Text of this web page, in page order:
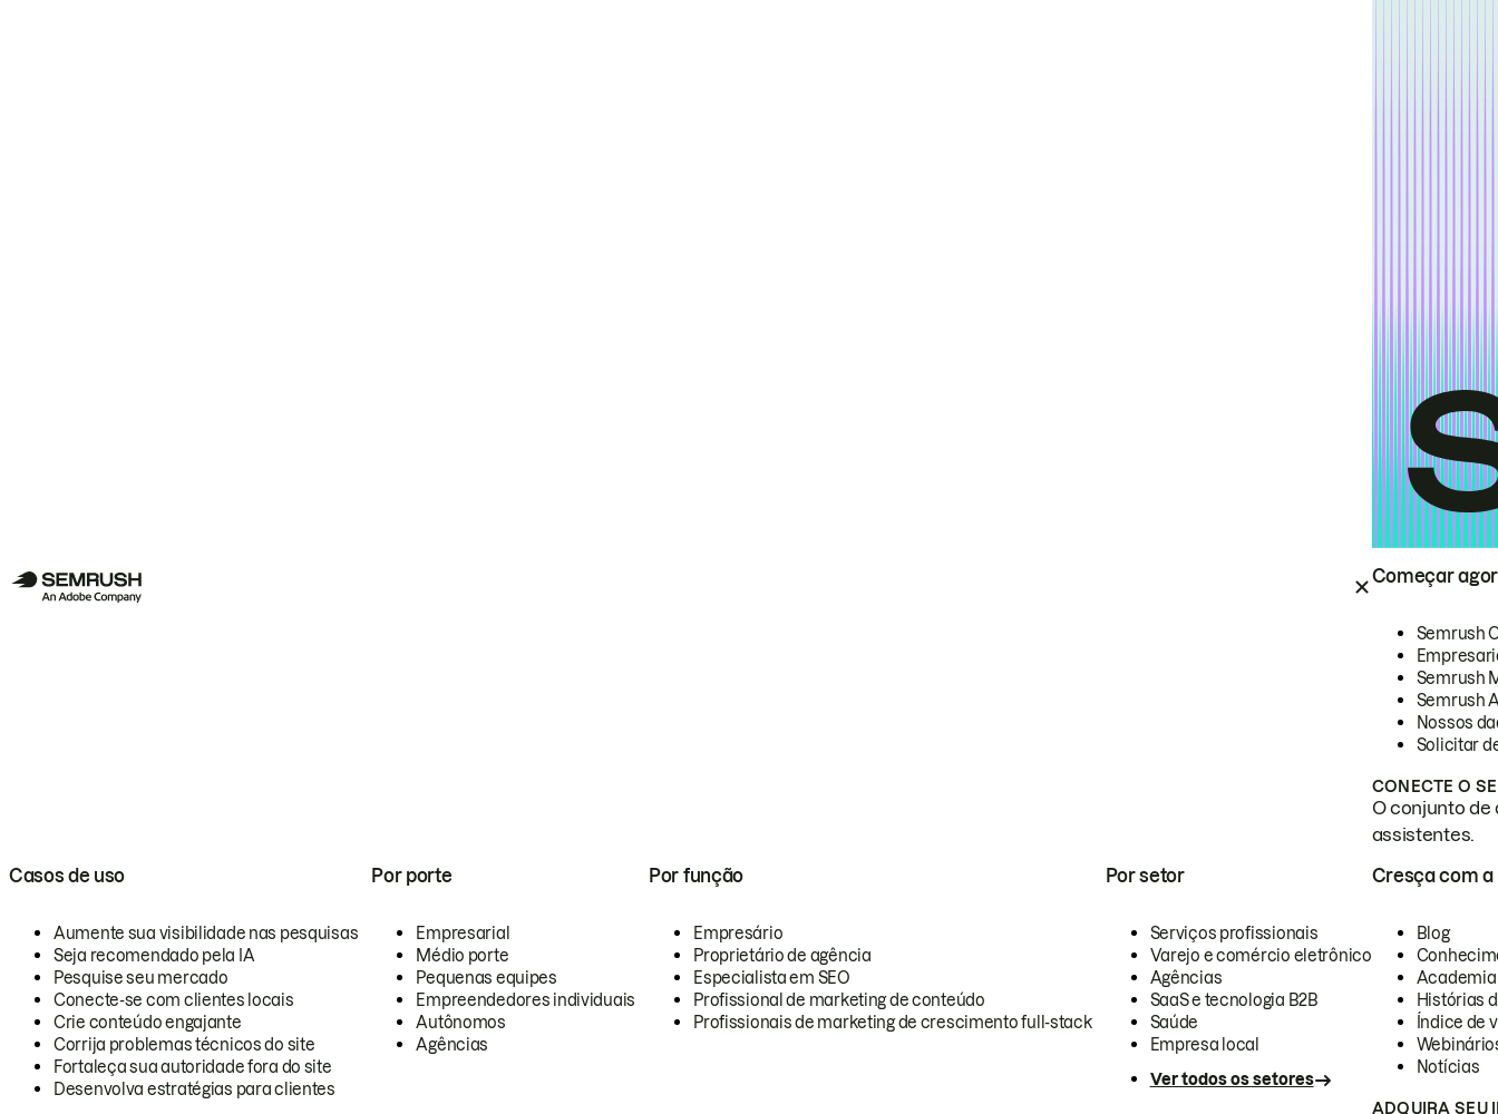
Começar
Semrush
Semrush
Semrush
Nossos
Solicitar
CONECTE O
O conjunto de
assistentes.
Casos de uso
Aumente sua visibilidade nas pesquisas
Seja recomendado pela IA
Pesquise seu mercado
Conecte-se com clientes locais
Crie conteúdo engajante
Corrija problemas técnicos do site
Fortaleça sua autoridade fora do site
Desenvolva estratégias para clientes
Por porte
Empresarial
Médio porte
Pequenas equipes
Empreendedores individuais
Autônomos
Agências
Por função
Empresário
Proprietário de agência
Especialista em SEO
Profissional de marketing de conteúdo
Profissionais de marketing de crescimento full-stack
Por setor
Serviços profissionais
Varejo e comércio eletrônico
Agências
SaaS e tecnologia B2B
Saúde
Empresa local
Ver todos os setores
Cresça com a
Blog
Academia
Histórias
Índice de
Notícias
ADQUIRA SEU